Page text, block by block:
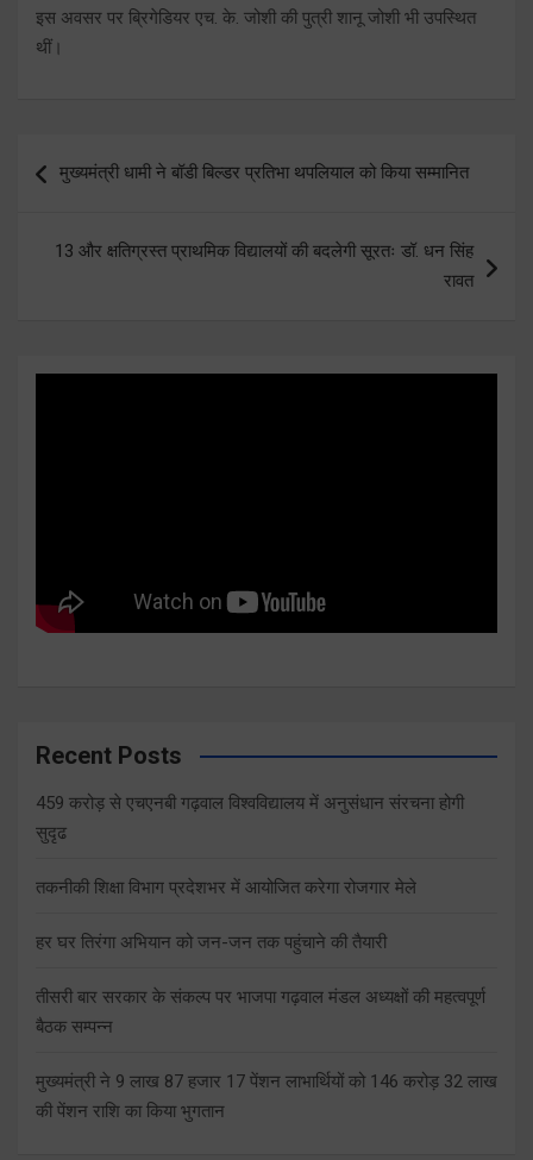
इस अवसर पर ब्रिगेडियर एच. के. जोशी की पुत्री शानू जोशी भी उपस्थित
थीं।
navigation
मुख्यमंत्री धामी ने बॉडी बिल्डर प्रतिभा थपलियाल को किया सम्मानित
13 और क्षतिग्रस्त प्राथमिक विद्यालयों की बदलेगी सूरतः डॉ. धन सिंह
रावत
Recent Posts
459 करोड़ से एचएनबी गढ़वाल विश्वविद्यालय में अनुसंधान संरचना होगी
सुदृढ
तकनीकी शिक्षा विभाग प्रदेशभर में आयोजित करेगा रोजगार मेले
हर घर तिरंगा अभियान को जन-जन तक पहुंचाने की तैयारी
तीसरी बार सरकार के संकल्प पर भाजपा गढ़वाल मंडल अध्यक्षों की महत्वपूर्ण
बैठक सम्पन्न
मुख्यमंत्री ने 9 लाख 87 हजार 17 पेंशन लाभार्थियों को 146 करोड़ 32 लाख
की पेंशन राशि का किया भुगतान